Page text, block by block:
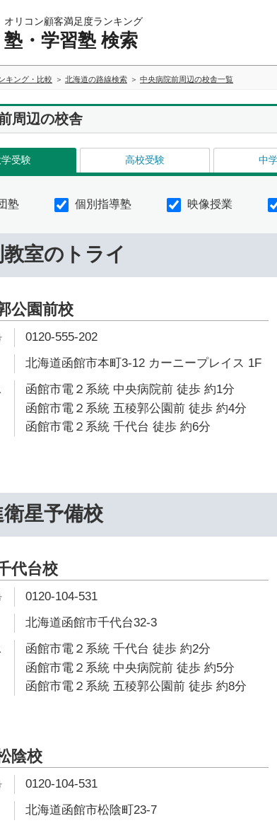
オリコン顧客満足度ランキング
塾・学習塾 検索
キング・比較 北海道の路線検索 中央病院前周辺の校舎一覧
周辺の校舎
学受験 高校受験 中
塾 個別指導塾 映像授業
室のトライ
公園前校
0120-555-202
北海道函館市本町3-12 カーニープレイス 1F
函館市電２系統 中央病院前 徒歩 約1分
函館市電２系統 五稜郭公園前 徒歩 約4分
函館市電２系統 千代台 徒歩 約6分
衛星予備校
代台校
0120-104-531
北海道函館市千代台32-3
函館市電２系統 千代台 徒歩 約2分
函館市電２系統 中央病院前 徒歩 約5分
函館市電２系統 五稜郭公園前 徒歩 約8分
陰校
0120-104-531
北海道函館市松陰町23-7